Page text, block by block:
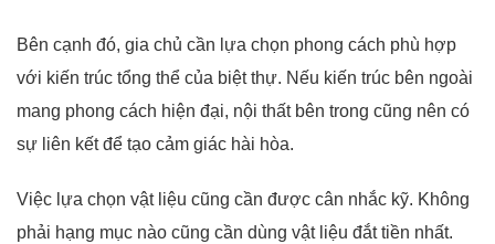
Bên cạnh đó, gia chủ cần lựa chọn phong cách phù hợp
với kiến trúc tổng thể của biệt thự. Nếu kiến trúc bên ngoài
mang phong cách hiện đại, nội thất bên trong cũng nên có
sự liên kết để tạo cảm giác hài hòa.
Việc lựa chọn vật liệu cũng cần được cân nhắc kỹ. Không
phải hạng mục nào cũng cần dùng vật liệu đắt tiền nhất.